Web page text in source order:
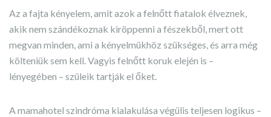
Az a fajta kényelem, amit azok a felnőtt fiatalok élveznek,
akik nem szándékoznak kiröppenni a fészekből, mert ott
megvan minden, ami a kényelmükhöz szükséges, és arra még
költeniük sem kell. Vagyis felnőtt koruk elején is –
lényegében – szüleik tartják el őket.
A mamahotel szindróma kialakulása végülis teljesen logikus –